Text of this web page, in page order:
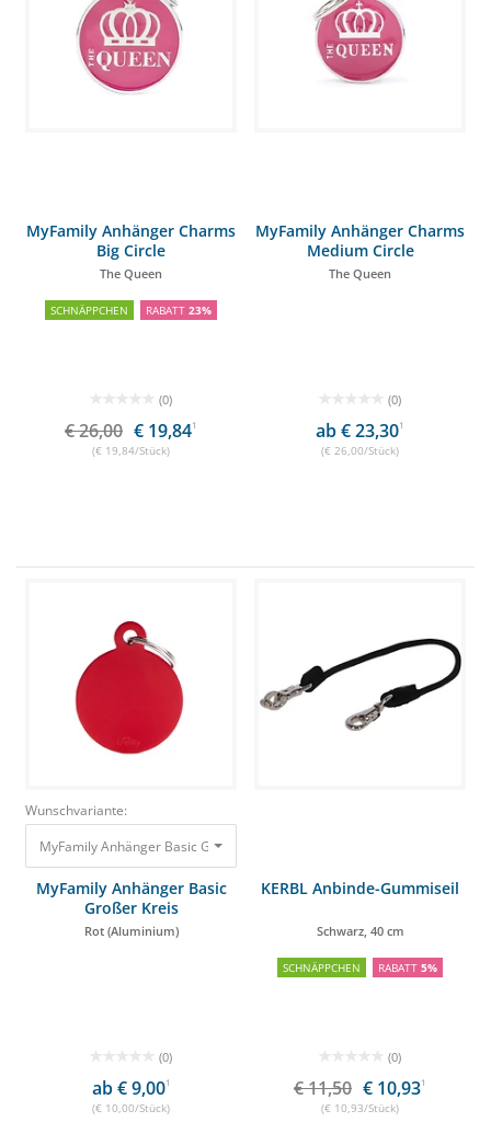
MyFamily Anhänger Charms
Big Circle
The Queen
SCHNÄPPCHEN RABATT 23%
(0)
€ 26,00 € 19,841
(€ 19,84/Stück)
MyFamily Anhänger Charms
Medium Circle
The Queen
(0)
ab € 23,301
(€ 26,00/Stück)
Wunschvariante:
MyFamily Anhänger Basic Großer Kreis Rot (Aluminium) 10,00 €
MyFamily Anhänger Basic
Großer Kreis
Rot (Aluminium)
(0)
ab € 9,001
(€ 10,00/Stück)
KERBL Anbinde-Gummiseil
Schwarz, 40 cm
SCHNÄPPCHEN RABATT 5%
(0)
€ 11,50 € 10,931
(€ 10,93/Stück)